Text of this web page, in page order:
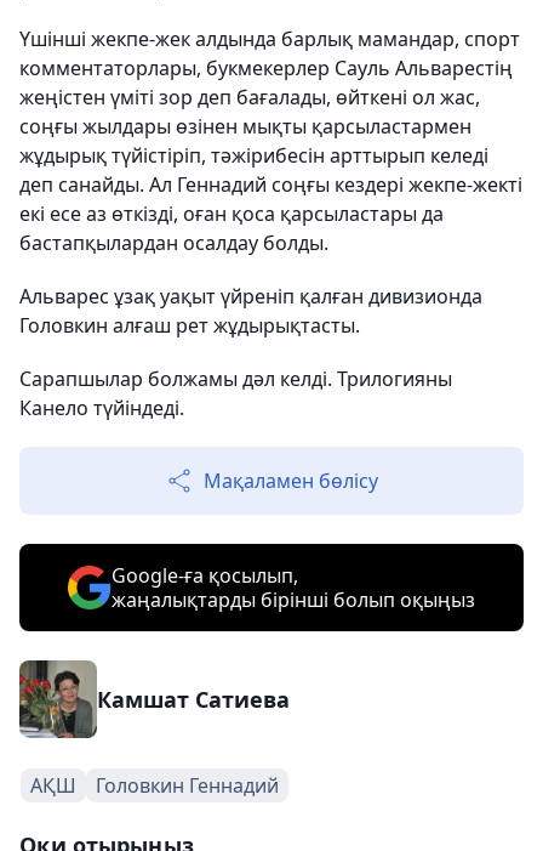
Үшінші жекпе-жек алдында барлық мамандар, спорт
комментаторлары, букмекерлер Сауль Альварестің
жеңістен үміті зор деп бағалады, өйткені ол жас,
соңғы жылдары өзінен мықты қарсыластармен
жұдырық түйістіріп, тәжірибесін арттырып келеді
деп санайды. Ал Геннадий соңғы кездері жекпе-жекті
екі есе аз өткізді, оған қоса қарсыластары да
бастапқылардан осалдау болды.
Альварес ұзақ уақыт үйреніп қалған дивизионда
Головкин алғаш рет жұдырықтасты.
Сарапшылар болжамы дәл келді. Трилогияны
Канело түйіндеді.
Мақаламен бөлісу
Google-ға қосылып,
жаңалықтарды бірінші болып оқыңыз
Камшат Сатиева
АҚШ Головкин Геннадий
Оқи отырыңыз